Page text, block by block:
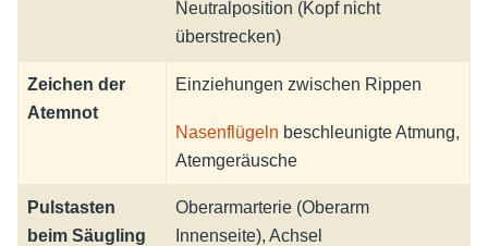
Neutralposition (Kopf nicht
überstrecken)
Zeichen der
Atemnot
Einziehungen zwischen Rippen
Nasenflügeln beschleunigte Atmung,
Atemgeräusche
Pulstasten
beim Säugling
Oberarmarterie (Oberarm
Innenseite), Achsel